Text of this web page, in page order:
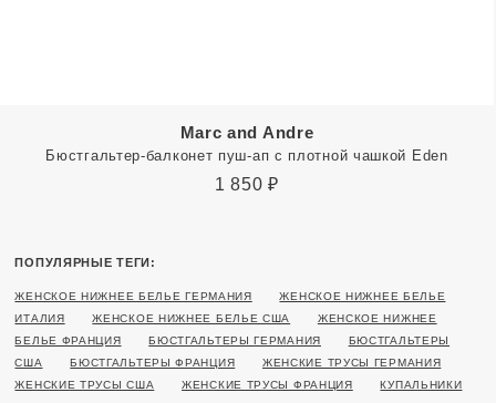
Marc and Andre
Бюстгальтер-балконет пуш-ап с плотной чашкой Eden
1 850 ₽
ПОПУЛЯРНЫЕ ТЕГИ:
ЖЕНСКОЕ НИЖНЕЕ БЕЛЬЕ ГЕРМАНИЯ
ЖЕНСКОЕ НИЖНЕЕ БЕЛЬЕ
ИТАЛИЯ
ЖЕНСКОЕ НИЖНЕЕ БЕЛЬЕ США
ЖЕНСКОЕ НИЖНЕЕ
БЕЛЬЕ ФРАНЦИЯ
БЮСТГАЛЬТЕРЫ ГЕРМАНИЯ
БЮСТГАЛЬТЕРЫ
США
БЮСТГАЛЬТЕРЫ ФРАНЦИЯ
ЖЕНСКИЕ ТРУСЫ ГЕРМАНИЯ
ЖЕНСКИЕ ТРУСЫ США
ЖЕНСКИЕ ТРУСЫ ФРАНЦИЯ
КУПАЛЬНИКИ